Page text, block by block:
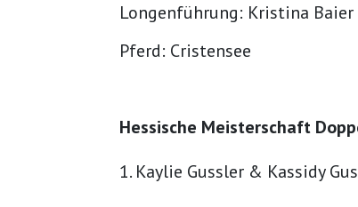
Longenführung: Kristina Baier
Pferd: Cristensee
Hessische Meisterschaft
Kaylie Gussler & Kassidy